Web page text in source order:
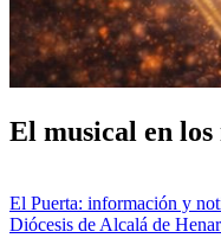
El musical en los
El Puerta: información y
Diócesis de Alcalá de